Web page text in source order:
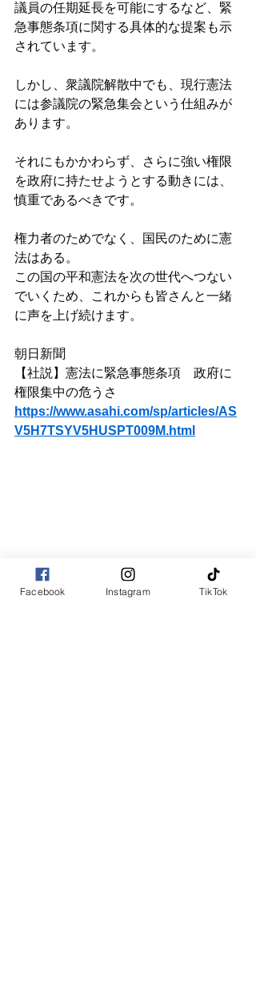
議員の任期延長を可能にするなど、緊
急事態条項に関する具体的な提案も示
されています。
しかし、衆議院解散中でも、現行憲法
には参議院の緊急集会という仕組みが
あります。
それにもかかわらず、さらに強い権限
を政府に持たせようとする動きには、
慎重であるべきです。
権力者のためでなく、国民のために憲
法はある。
この国の平和憲法を次の世代へつない
でいくため、これからも皆さんと一緒
に声を上げ続けます。
朝日新聞
【社説】憲法に緊急事態条項　政府に
権限集中の危うさ
https://www.asahi.com/sp/articles/AS
V5H7TSYV5HUSPT009M.html
Facebook Instagram TikTok